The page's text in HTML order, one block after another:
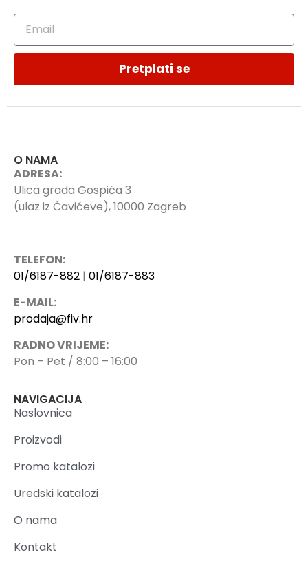
Pretplati se
O NAMA
ADRESA:
Ulica grada Gospića 3
(ulaz iz Čavićeve), 10000 Zagreb
TELEFON:
01/6187-882 | 01/6187-883
E-MAIL:
prodaja@fiv.hr
RADNO VRIJEME:
Pon – Pet / 8:00 – 16:00
NAVIGACIJA
Naslovnica
Proizvodi
Promo katalozi
Uredski katalozi
O nama
Kontakt